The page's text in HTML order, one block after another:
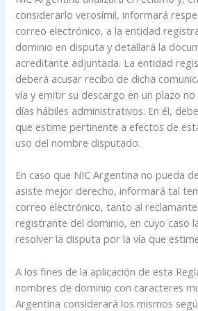
considerarlo verosímil, informará
correo electrónico, a la entidad
dominio en disputa y detallará la
acreditante adjuntada. La entidad
deberá acusar recibo de dicha
vía y emitir su descargo en un plazo
días hábiles administrativos. En él,
que estime pertinente a efectos de
uso del nombre disputado.
En caso que NIC Argentina no pueda
asiste mejor derecho, informará tal
correo electrónico, tanto al
registrante del dominio, en cuyo caso
resolver la disputa por la vía que
A los fines de la aplicación de esta
nombres de dominio con caracteres
Argentina considerará los mismos